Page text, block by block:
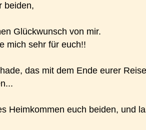
beiden,
Glückwunsch von mir.
mich sehr für euch!!
das mit dem Ende eurer
Heimkommen euch beiden, und